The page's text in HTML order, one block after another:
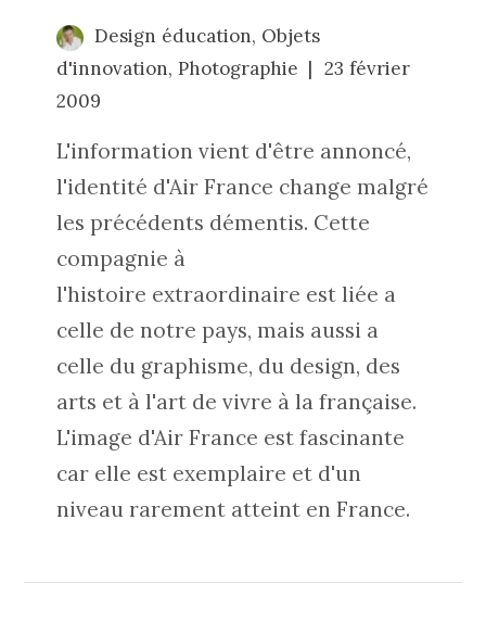
Design éducation, Objets
d'innovation,Photographie
23 février
2009
L'information vient d'être annoncé,
l'identité d'Air France change malgré
les précédents démentis. Cette
compagnie à
l'histoire extraordinaire est liée a
celle de notre pays, mais aussi a
celle du graphisme, du design, des
arts et à l'art de vivre à la française.
L'image d'Air France est fascinante
car elle est exemplaire et d'un
niveau rarement atteint en France.